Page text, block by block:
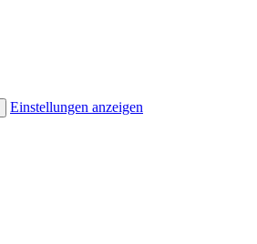
Einstellungen anzeigen